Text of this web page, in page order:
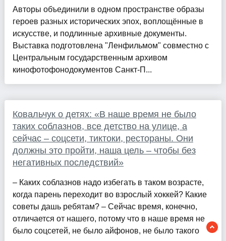
Авторы объединили в одном пространстве образы
героев разных исторических эпох, воплощённые в
искусстве, и подлинные архивные документы.
Выставка подготовлена "Ленфильмом" совместно с
Центральным государственным архивом
кинофотофонодокументов Санкт-П...
Ковальчук о детях: «В наше время не было
таких соблазнов, все детство на улице, а
сейчас – соцсети, тиктоки, рестораны. Они
должны это пройти, наша цель – чтобы без
негативных последствий»
– Каких соблазнов надо избегать в таком возрасте,
когда парень переходит во взрослый хоккей? Какие
советы дашь ребятам? – Сейчас время, конечно,
отличается от нашего, потому что в наше время не
было соцсетей, не было айфонов, не было такого